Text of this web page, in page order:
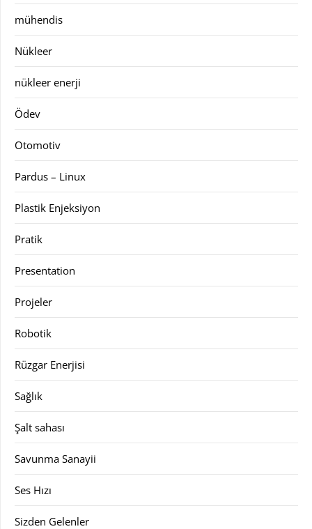
mühendis
Nükleer
nükleer enerji
Ödev
Otomotiv
Pardus – Linux
Plastik Enjeksiyon
Pratik
Presentation
Projeler
Robotik
Rüzgar Enerjisi
Sağlık
Şalt sahası
Savunma Sanayii
Ses Hızı
Sizden Gelenler